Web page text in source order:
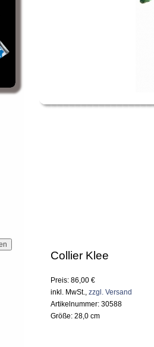
Collier Klee
Preis: 86,00 €
inkl. MwSt., zzgl. Versand
Artikelnummer: 30588
Größe: 28,0 cm